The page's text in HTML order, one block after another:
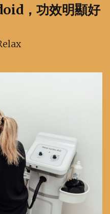
，功效明顯好